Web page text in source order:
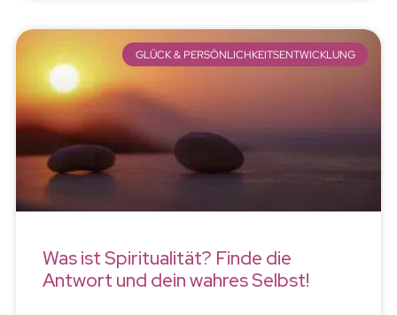
GLÜCK & PERSÖNLICHKEITSENTWICKLUNG
Was ist Spiritualität? Finde die
Antwort und dein wahres Selbst!